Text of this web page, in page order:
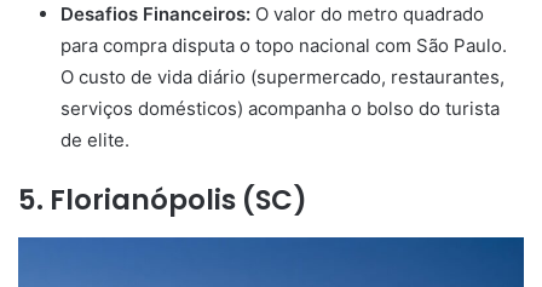
Desafios Financeiros: O valor do metro quadrado
para compra disputa o topo nacional com São Paulo.
O custo de vida diário (supermercado, restaurantes,
serviços domésticos) acompanha o bolso do turista
de elite.
5. Florianópolis (SC)